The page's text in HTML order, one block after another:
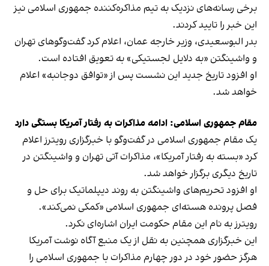
برخی رسانه‌های نزدیک به تیم مذاکره‌کننده جمهوری اسلامی نیز
این خبر را تایید کردند.
بدر البوسعیدی، وزیر خارجه عمان، اعلام کرد گفت‌وگوهای تهران
و واشینگتن «به دلایل لجستیکی» به تعویق افتاده است.
او افزود تاریخ‌ جدید این نشست پس از «توافق دوجانبه» اعلام
خواهد شد.
مقام جمهوری اسلامی: ادامه مذاکرات به رفتار آمریکا بستگی دارد
یک مقام جمهوری اسلامی در گفت‌وگو با خبرگزاری رویترز اعلام
کرد «بسته به رفتار آمریکا»، مذاکرات آتی تهران و واشینگتن در
تاریخ دیگری برگزار خواهد شد.
او افزود تحریم‌های واشینگتن به روند دیپلماتیک برای حل و
فصل پرونده هسته‌ای جمهوری اسلامی «کمکی نمی‌کند».
رویترز به نام این مقام حکومت ایران اشاره‌ای نکرد.
این خبرگزاری همچنین به نقل از یک منبع آگاه نوشت آمریکا
هرگز حضور خود در دور چهارم مذاکرات با جمهوری اسلامی را